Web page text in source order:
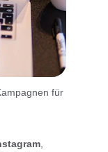
für